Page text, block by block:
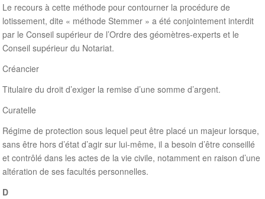
Le recours à cette méthode pour contourner la procédure de
lotissement, dite « méthode Stemmer » a été conjointement interdit
par le Conseil supérieur de l’Ordre des géomètres‐experts et le
Conseil supérieur du Notariat.
Créancier
Titulaire du droit d’exiger la remise d’une somme d’argent.
Curatelle
Régime de protection sous lequel peut être placé un majeur lorsque,
sans être hors d’état d’agir sur lui-même, il a besoin d’être conseillé
et contrôlé dans les actes de la vie civile, notamment en raison d’une
altération de ses facultés personnelles.
D